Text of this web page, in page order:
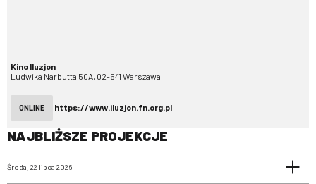
Kino Iluzjon
Ludwika Narbutta 50A, 02-541 Warszawa
ONLINE https://www.iluzjon.fn.org.pl
NAJBLIŻSZE PROJEKCJE
Środa, 22 lipca 2026